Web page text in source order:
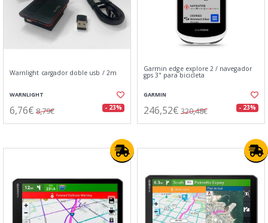
Warnlight cargador doble usb / 2m
WARNLIGHT
6,76€ 8,79€ - 23%
Garmin edge explore 2 / navegador
gps 3" para bicicleta
GARMIN
246,52€ 320,48€ - 23%